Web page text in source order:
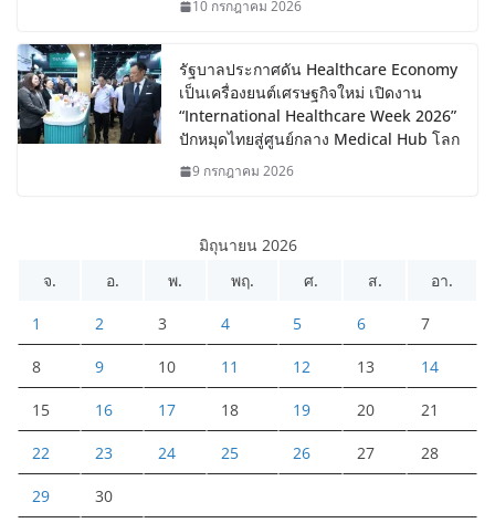
10 กรกฎาคม 2026
รัฐบาลประกาศดัน Healthcare Economy
เป็นเครื่องยนต์เศรษฐกิจใหม่ เปิดงาน
“International Healthcare Week 2026”
ปักหมุดไทยสู่ศูนย์กลาง Medical Hub โลก
9 กรกฎาคม 2026
มิถุนายน 2026
จ.
อ. พ. พฤ. ศ. ส. อา.
1 2 3 4 5 6 7
8 9 10 11 12 13 14
15 16 17 18 19 20 21
22 23 24 25 26 27 28
29 30